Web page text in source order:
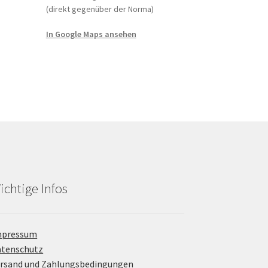
(direkt gegenüber der Norma)
In Google Maps ansehen
Infos
und Zahlungsbedingungen